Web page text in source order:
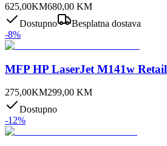
625,00KM680,00 KM
Dostupno
Besplatna dostava
-8%
MFP HP LaserJet M141w Retail
275,00KM299,00 KM
Dostupno
-12%